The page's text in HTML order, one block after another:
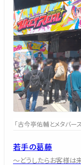
「古今亭佑輔とメタバー
若手の葛藤
～どうしたらお客様は